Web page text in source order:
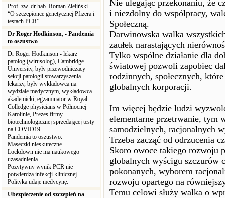
Prof. zw. dr hab. Roman Zieliński
“O szczepionce genetycznej Pfizera i
testach PCR”
Dr Roger Hodkinson, - Pandemia
to oszustwo
Dr Roger Hodkinson - lekarz
patolog (wirusolog), Cambridge
University, były przewodniczący
sekcji patologii stowarzyszenia
lekarzy, były wykładowca na
wydziale medycznym, wykładowca
akademicki, egzaminator w Royal
Colledge physicians w Północnej
Karolinie, Prezes firmy
biotechnologicznej sprzedającej testy
na COVID19.
Pandemia to oszustwo.
Maseczki nieskuteczne.
Lockdown nie ma naukowego
uzasadnienia.
Pozytywny wynik PCR nie
potwierdza infekcji klinicznej.
Polityka udaje medycynę.
Ubezpieczenie od szczepień na
Nie ulegając przekonaniu, że
i niezdolny do współpracy,
Społeczną.
Darwinowska walka
zaułek narastających
Tylko wspólne działanie dla
światowej pozwoli zapobiec
rodzinnych, społecznych,
globalnych korporacji.
Im więcej będzie ludzi
elementarne przetrwanie, tym
samodzielnych, racjonalnych
Trzeba zacząć od odrzucenia
Skoro owoce takiego rozwoju
globalnych wyścigu szczurów
pokonanych, wyborem
rozwoju opartego na
Temu celowi służy walka o